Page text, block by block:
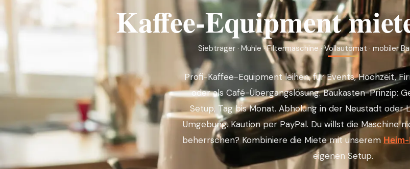
Kaffee-Equipment
Siebträger · Mühle · Filtermaschine · Vollautomat · mobiler
Profi-Kaffee-Equipment leihen, für Events, Hochzeit,
oder als Café-Übergangslösung. Baukasten-Prinzip:
Setup, Tag bis Monat. Abholung in der Neustadt oder
Umgebung. Kaution per PayPal. Du willst die Maschine
beherrschen? Kombiniere die Miete mit unserem
eigenen Setup.